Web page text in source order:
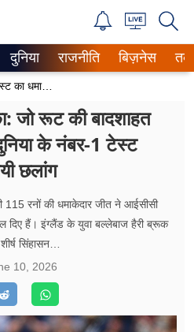
दुनिया राजनीति बिज़नेस
लॉर्ड्स टेस्ट का धमाका: जो रूट की बादशाहत खत्म, हैरी ब्रूक बने दुनिया के नंबर-1 टेस्ट बल्लेबाज, गिल ने लगायी छलांग
जो रूट की बादशाहत
के नंबर-1 टेस्ट
छलांग
रनों की धमाकेदार जीत ने आईसीसी
दिए हैं। इंग्लैंड के युवा बल्लेबाज हैरी ब्रूक
सिंहासन…
10, 2026